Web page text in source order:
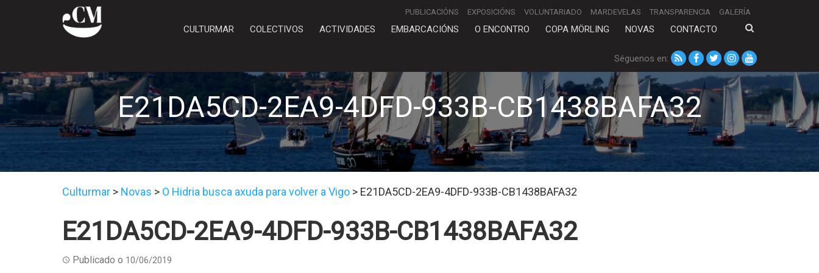
PUBLICACIÓNS EXPOSICIÓNS VOLUNTARIADO MARDEVELAS TRANSPARENCIA GALERÍA
CULTURMAR COLECTIVOS ACTIVIDADES EMBARCACIÓNS O ENCONTRO COPA MÖRLING NOVAS CONTACTO
Séguenos en:
E21DA5CD-2EA9-4DFD-933B-CB1438BAFA32
Culturmar > Novas > O Hidria busca axuda para volver a Vigo > E21DA5CD-2EA9-4DFD-933B-CB1438BAFA32
E21DA5CD-2EA9-4DFD-933B-CB1438BAFA32
Publicado o 10/06/2019